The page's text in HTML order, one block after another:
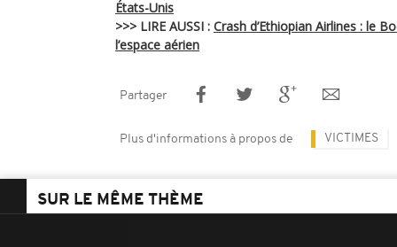
États-Unis
>>> LIRE AUSSI : Crash d’Ethiopian Airlines : le
l’espace aérien
Partager
Plus d'informations à propos de VICTIMES
SUR LE MÊME THÈME